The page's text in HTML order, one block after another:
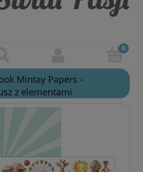
Mintay Papers -
z elementami